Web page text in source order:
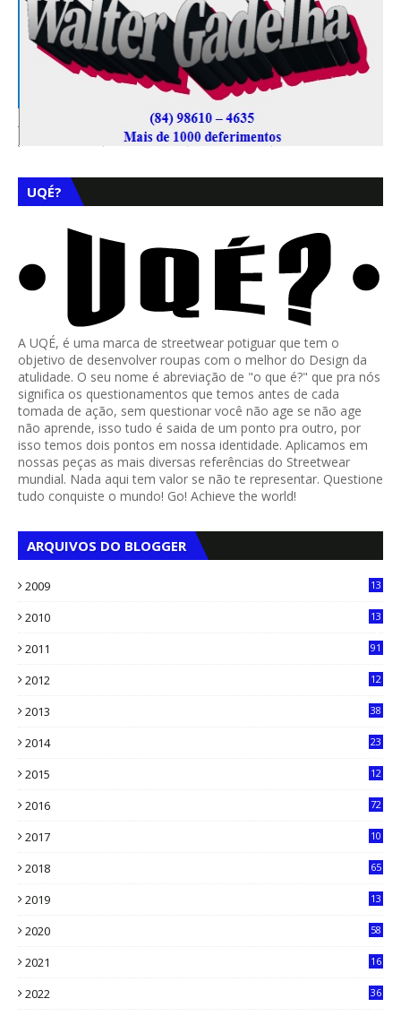
UQÉ?
A UQÉ, é uma marca de streetwear potiguar que tem o
objetivo de desenvolver roupas com o melhor do Design da
atulidade. O seu nome é abreviação de "o que é?" que pra nós
significa os questionamentos que temos antes de cada
tomada de ação, sem questionar você não age se não age
não aprende, isso tudo é saida de um ponto pra outro, por
isso temos dois pontos em nossa identidade. Aplicamos em
nossas peças as mais diversas referências do Streetwear
mundial. Nada aqui tem valor se não te representar. Questione
tudo conquiste o mundo! Go! Achieve the world!
ARQUIVOS DO BLOGGER
2009
13
2010
13
2011 91
2012
12
2013
38
2014
23
2015
12
2016
72
2017 10
2018 65
2019
13
2020
58
2021
16
2022
36